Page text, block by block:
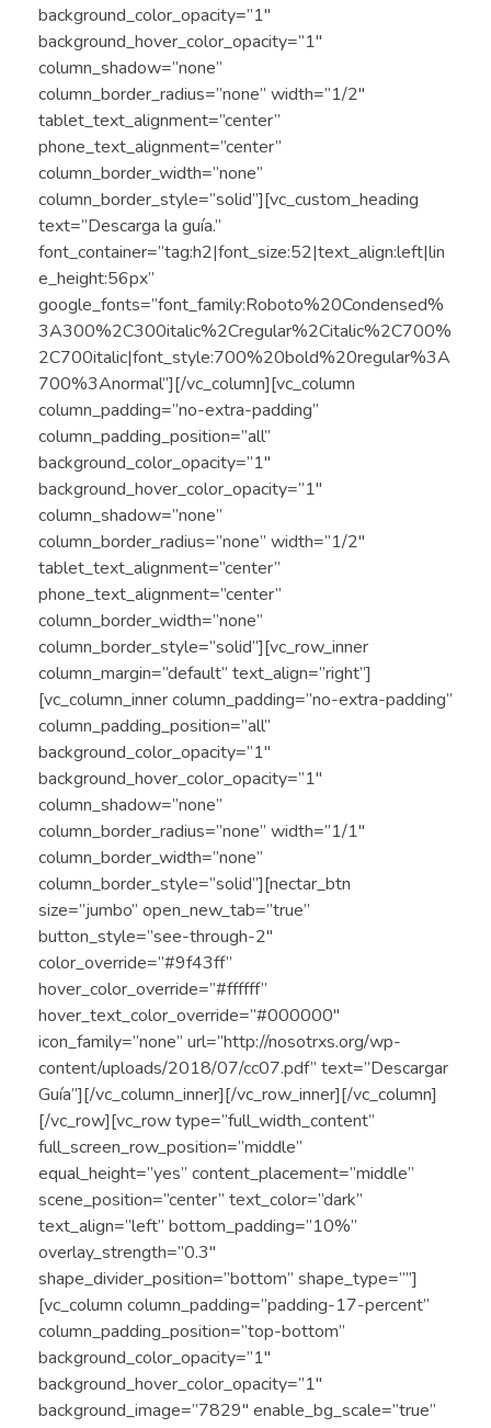
background_color_opacity=”1″
background_hover_color_opacity=”1″
column_shadow=”none”
column_border_radius=”none” width=”1/2″
tablet_text_alignment=”center”
phone_text_alignment=”center”
column_border_width=”none”
column_border_style=”solid”][vc_custom_heading
text=”Descarga la guía.”
font_container=”tag:h2|font_size:52|text_align:left|lin
e_height:56px”
google_fonts=”font_family:Roboto%20Condensed%
3A300%2C300italic%2Cregular%2Citalic%2C700%
2C700italic|font_style:700%20bold%20regular%3A
700%3Anormal”][/vc_column][vc_column
column_padding=”no-extra-padding”
column_padding_position=”all”
background_color_opacity=”1″
background_hover_color_opacity=”1″
column_shadow=”none”
column_border_radius=”none” width=”1/2″
tablet_text_alignment=”center”
phone_text_alignment=”center”
column_border_width=”none”
column_border_style=”solid”][vc_row_inner
column_margin=”default” text_align=”right”]
[vc_column_inner column_padding=”no-extra-padding”
column_padding_position=”all”
background_color_opacity=”1″
background_hover_color_opacity=”1″
column_shadow=”none”
column_border_radius=”none” width=”1/1″
column_border_width=”none”
column_border_style=”solid”][nectar_btn
size=”jumbo” open_new_tab=”true”
button_style=”see-through-2″
color_override=”#9f43ff”
hover_color_override=”#ffffff”
hover_text_color_override=”#000000″
icon_family=”none” url=”http://nosotrxs.org/wp-
content/uploads/2018/07/cc07.pdf” text=”Descargar
Guía”][/vc_column_inner][/vc_row_inner][/vc_column]
[/vc_row][vc_row type=”full_width_content”
full_screen_row_position=”middle”
equal_height=”yes” content_placement=”middle”
scene_position=”center” text_color=”dark”
text_align=”left” bottom_padding=”10%”
overlay_strength=”0.3″
shape_divider_position=”bottom” shape_type=””]
[vc_column column_padding=”padding-17-percent”
column_padding_position=”top-bottom”
background_color_opacity=”1″
background_hover_color_opacity=”1″
background_image=”7829″ enable_bg_scale=”true”